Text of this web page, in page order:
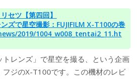
セツ【第四回】
ズで星空撮影：FUJIFILM X-T100の巻
2019/1004_w008_tentai2_11.ht
トレンズ」で星空を撮る、という企画
フジのX-T100です。この機材のレビ